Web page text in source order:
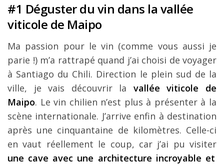
#1 Déguster du vin dans la vallée
viticole de Maipo
Ma passion pour le vin (comme vous aussi je
parie !) m’a rattrapé quand j’ai choisi de voyager
à Santiago du Chili. Direction le plein sud de la
ville, je vais découvrir la vallée viticole de
Maipo. Le vin chilien n’est plus à présenter à la
scène internationale. J’arrive enfin à destination
après une cinquantaine de kilomètres. Celle-ci
en vaut réellement le coup, car j’ai pu visiter
une cave avec une architecture incroyable et